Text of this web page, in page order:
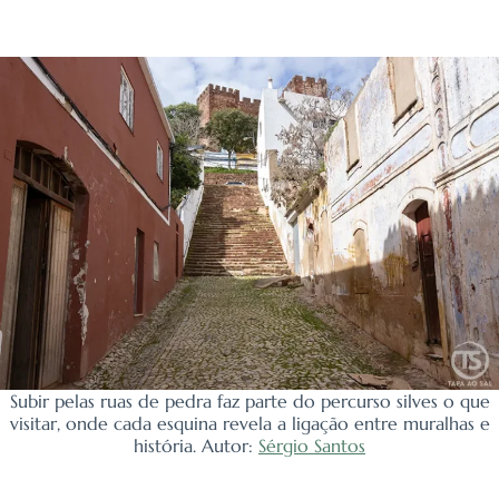
Subir pelas ruas de pedra faz parte do percurso silves o que
visitar, onde cada esquina revela a ligação entre muralhas e
história. Autor: Sérgio Santos